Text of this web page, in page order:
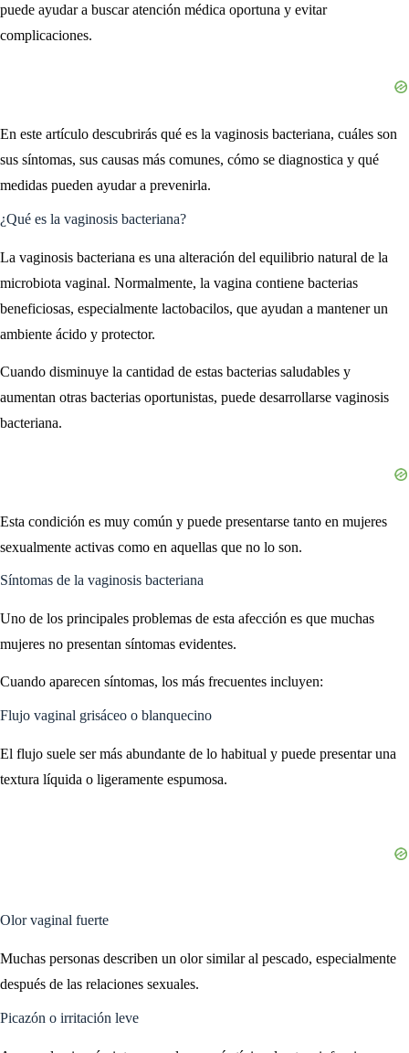
puede ayudar a buscar atención médica oportuna y evitar
complicaciones.
En este artículo descubrirás qué es la vaginosis bacteriana, cuáles son
sus síntomas, sus causas más comunes, cómo se diagnostica y qué
medidas pueden ayudar a prevenirla.
¿Qué es la vaginosis bacteriana?
La vaginosis bacteriana es una alteración del equilibrio natural de la
microbiota vaginal. Normalmente, la vagina contiene bacterias
beneficiosas, especialmente lactobacilos, que ayudan a mantener un
ambiente ácido y protector.
Cuando disminuye la cantidad de estas bacterias saludables y
aumentan otras bacterias oportunistas, puede desarrollarse vaginosis
bacteriana.
Esta condición es muy común y puede presentarse tanto en mujeres
sexualmente activas como en aquellas que no lo son.
Síntomas de la vaginosis bacteriana
Uno de los principales problemas de esta afección es que muchas
mujeres no presentan síntomas evidentes.
Cuando aparecen síntomas, los más frecuentes incluyen:
Flujo vaginal grisáceo o blanquecino
El flujo suele ser más abundante de lo habitual y puede presentar una
textura líquida o ligeramente espumosa.
Olor vaginal fuerte
Muchas personas describen un olor similar al pescado, especialmente
después de las relaciones sexuales.
Picazón o irritación leve